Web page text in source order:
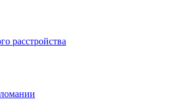
расстройства